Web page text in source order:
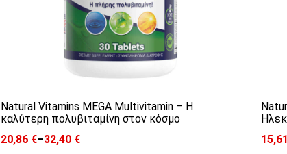
Natural Vitamins MEGA Multivitamin – Η
καλύτερη πολυβιταμίνη στον κόσμο
20,86 €–32,40 €
Price range: 20,86 € through 32,40 €
15,61